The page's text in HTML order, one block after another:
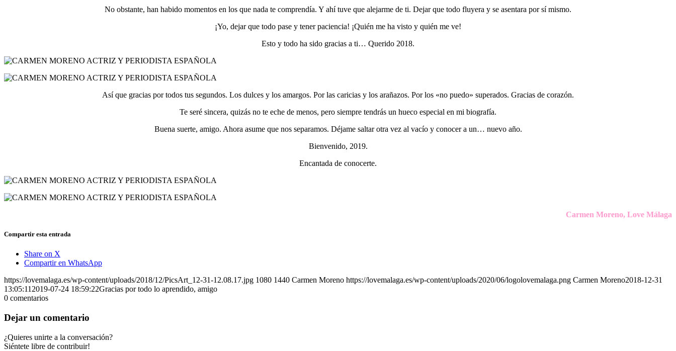
No obstante, han habido momentos en los que nada te comprendía. Y ahí tuve que alejarme de ti. Dejar que todo fluyera y se asentara por sí mismo.
¡Yo, dejar que todo pase y tener paciencia! ¡Quién me ha visto y quién me ve!
Esto y todo ha sido gracias a ti… Querido 2018.
Así que gracias por todos tus segundos. Los dulces y los amargos. Por las caricias y los arañazos. Por los «no puedo» superados. Gracias de corazón.
Te seré sincera, quizás no te eche de menos, pero siempre tendrás un hueco especial en mi biografía.
Buena suerte, amigo. Ahora asume que nos separamos. Déjame saltar otra vez al vacío y conocer a un… nuevo año.
Bienvenido, 2019.
Encantada de conocerte.
Carmen Moreno, Love Málaga
Compartir esta entrada
Share on X
Compartir en WhatsApp
https://lovemalaga.es/wp-content/uploads/2018/12/PicsArt_12-31-12.08.17.jpg 1080 1440 Carmen Moreno https://lovemalaga.es/wp-content/uploads/2020/06/logolovemalaga.png Carmen Moreno2018-12-31
13:05:11 2019-07-24 18:59:22Gracias por todo lo aprendido, amigo
0 comentarios
Dejar un comentario
¿Quieres unirte a la conversación?
Siéntete libre de contribuir!